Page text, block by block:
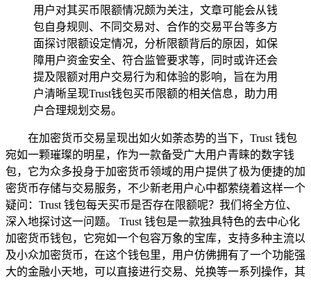
用户对其买币限额情况颇为关注，文章可能会从钱
包自身规则、不同交易对、合作的交易平台等多方
面探讨限额设定情况，分析限额背后的原因，如保
障用户资金安全、符合监管要求等，同时或许还会
提及限额对用户交易行为和体验的影响，旨在为用
户清晰呈现Trust钱包买币限额的相关信息，助力用
户合理规划交易。
在加密货币交易呈现出如火如荼态势的当下，Trust 钱包
宛如一颗璀璨的明星，作为一款备受广大用户青睐的数字钱
包，它为众多投身于加密货币领域的用户提供了极为便捷的加
密货币存储与交易服务，不少新老用户心中都萦绕着这样一个
疑问：Trust 钱包每天买币是否存在限额呢？我们将全方位、
深入地探讨这一问题。 Trust 钱包是一款独具特色的去中心化
加密货币钱包，它宛如一个包容万象的宝库，支持多种主流以
及小众加密货币，在这个钱包里，用户仿佛拥有了一个功能强
大的金融小天地，可以直接进行交易、兑换等一系列操作，其